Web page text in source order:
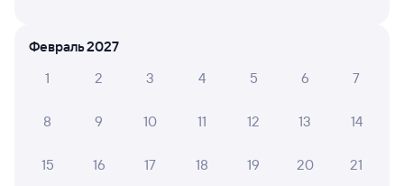
Про расписание Куйтун — Владимир
На этом направлении курсирует 0 поездов.
Способы оплаты
Правила работы сервиса
Февраль 2027
1
2 3 4 5 6 7
8 9 10 11 12 13 14
15 16 17 18 19 20 21